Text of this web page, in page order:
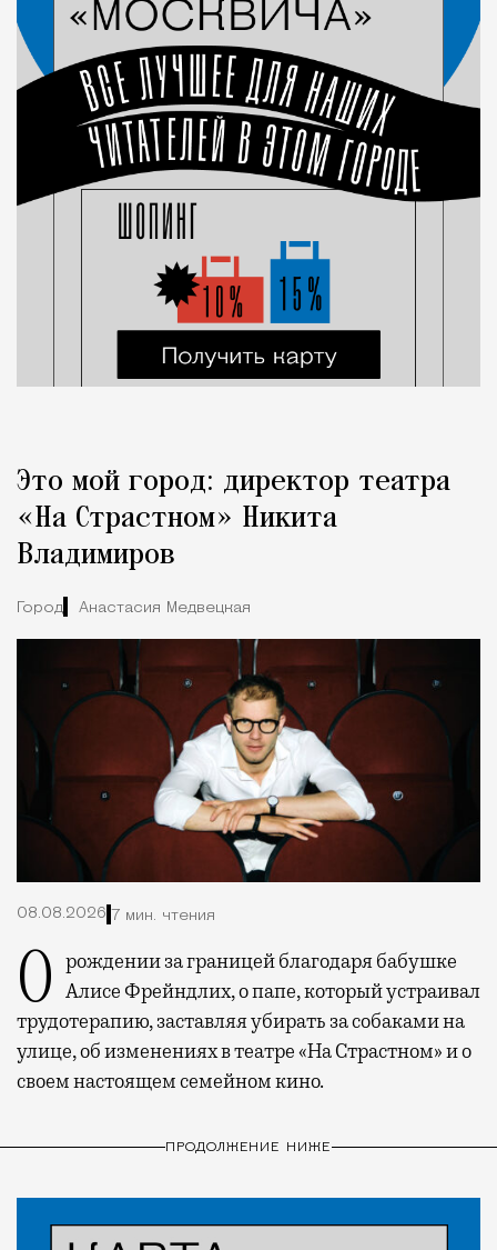
Это мой город: директор театра
«На Страстном» Никита
Владимиров
Город Анастасия Медвецкая
08.08.2026 7 мин. чтения
О рождении за границей благодаря бабушке Алисе Фрейндлих, о папе, который устраивал
трудотерапию, заставляя убирать за собаками на
улице, об изменениях в театре «На Страстном» и о
своем настоящем семейном кино.
ПРОДОЛЖЕНИЕ НИЖЕ